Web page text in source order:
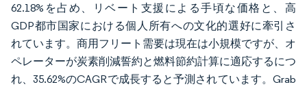
62.18%を占め、リベート支援による手頃な価格と、高
GDP都市国家における個人所有への文化的選好に牽引さ
れています。商用フリート需要は現在は小規模ですが、オ
ペレーターが炭素削減誓約と燃料節約計算に適応するにつ
れ、35.62%のCAGRで成長すると予測されています。Grab